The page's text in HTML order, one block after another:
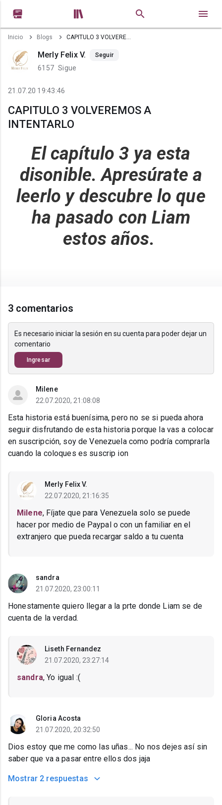
 
Inicio Blogs CAPITULO 3 VOLVEREMOS A INTENTARLO
Merly Felix V. Seguir
6157 Sigue
21.07.20 19:43:46
CAPITULO 3 VOLVEREMOS A
INTENTARLO
El capítulo 3 ya esta
disonible. Apresúrate a
leerlo y descubre lo que
ha pasado con Liam
estos años.
3 comentarios
Es necesario iniciar la sesión en su cuenta para poder dejar un
comentario
Ingresar
Milene
22.07.2020, 21:08:08
Esta historia está buenísima, pero no se si pueda ahora
seguir disfrutando de esta historia porque la vas a colocar
en suscripción, soy de Venezuela como podría comprarla
cuando la coloques es suscrip ion
Merly Felix V.
22.07.2020, 21:16:35
Milene, Fíjate que para Venezuela solo se puede
hacer por medio de Paypal o con un familiar en el
extranjero que pueda recargar saldo a tu cuenta
sandra
21.07.2020, 23:00:11
Honestamente quiero llegar a la prte donde Liam se de
cuenta de la verdad.
Liseth Fernandez
21.07.2020, 23:27:14
sandra, Yo igual :(
Gloria Acosta
21.07.2020, 20:32:50
Dios estoy que me como las uñas... No nos dejes así sin
saber que va a pasar entre ellos dos jaja
Mostrar 2 respuestas